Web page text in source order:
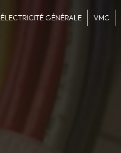
ÉLECTRICITÉ GÉNÉRALE VMC